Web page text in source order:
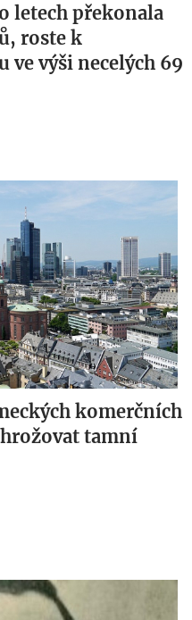
letech překonala
roste k
výši necelých 69
komerčních
tamní